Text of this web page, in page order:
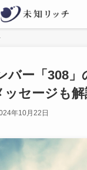
バー「308」
ッセージも
年10月22日